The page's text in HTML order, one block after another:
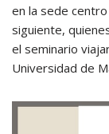
en la sede
siguiente,
el seminario
Universidad de